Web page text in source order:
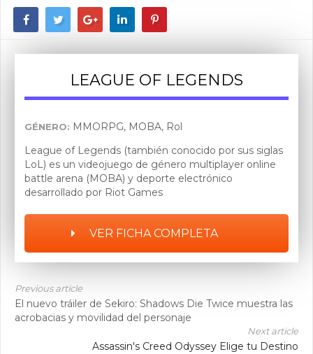
LEAGUE OF LEGENDS
GÉNERO: MMORPG, MOBA, Rol
League of Legends (también conocido por sus siglas
LoL) es un videojuego de género multiplayer online
battle arena (MOBA) y deporte electrónico
desarrollado por Riot Games
VER FICHA COMPLETA
Previous article
El nuevo tráiler de Sekiro: Shadows Die Twice muestra las
acrobacias y movilidad del personaje
Next article
Assassin's Creed Odyssey Elige tu Destino